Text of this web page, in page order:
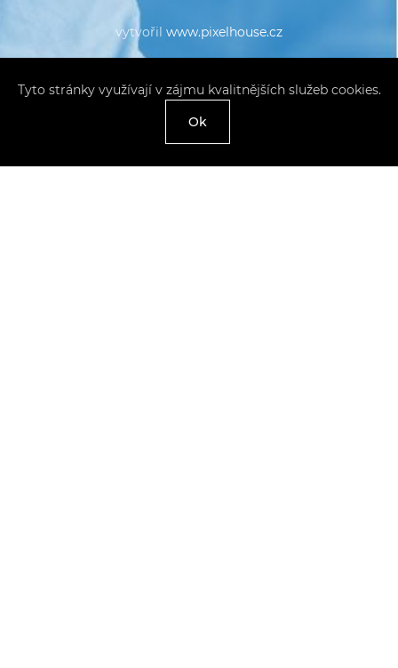
vytvořil www.pixelhouse.cz
Tyto stránky využívají v zájmu kvalitnějších služeb cookies.
Ok